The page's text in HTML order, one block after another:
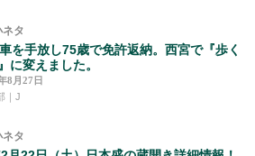
タ
を手放し75歳で免許返納。西宮で『歩く
に変えました。
8月27日
｜J
タ